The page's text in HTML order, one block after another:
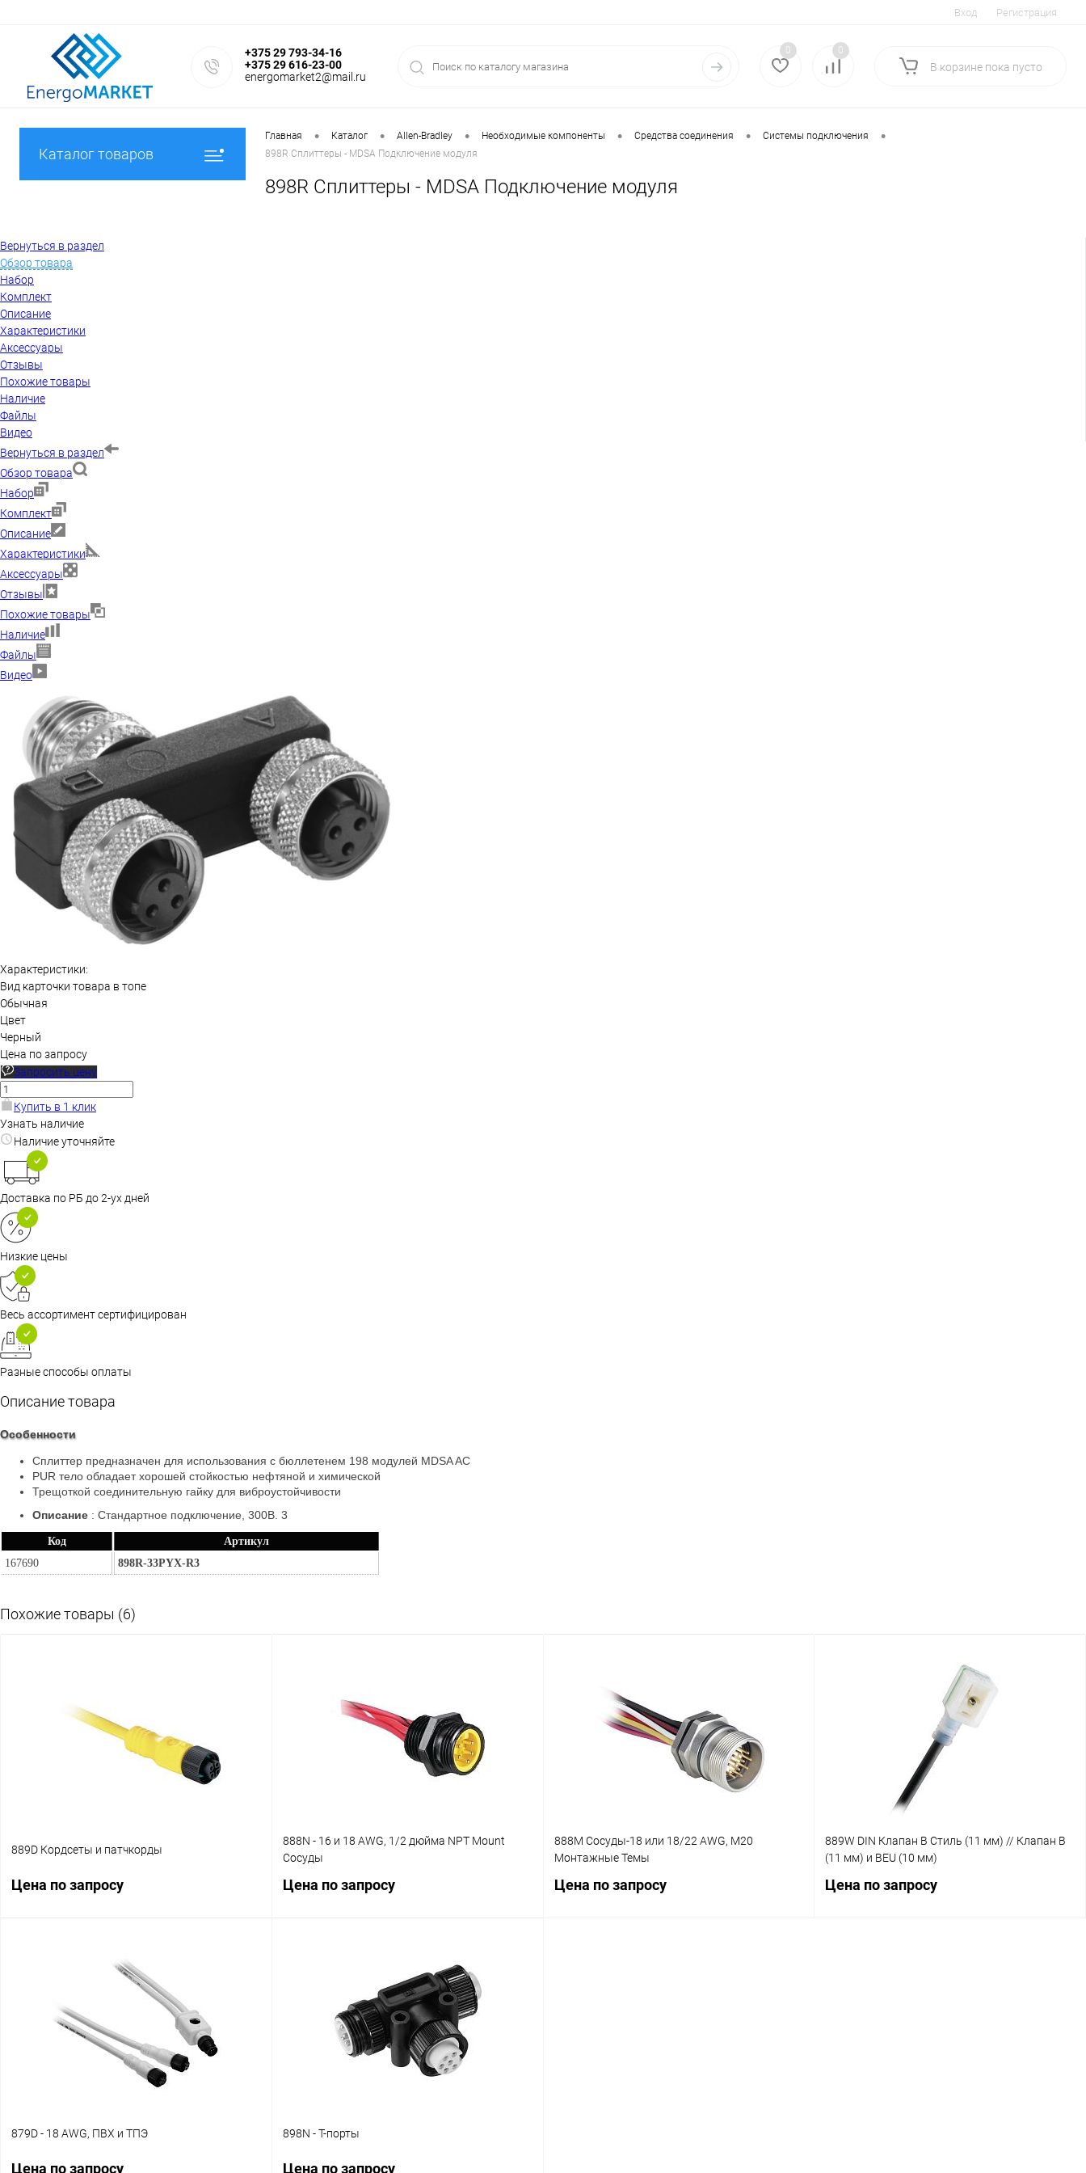
Вход Регистрация
+375 29 793-34-16
+375 29 616-23-00
energomarket2@mail.ru
0 0
В корзине пока пусто
Каталог товаров
Главная • Каталог • Allen-Bradley • Необходимые компоненты • Средства соединения • Системы подключения •
898R Сплиттеры - MDSA Подключение модуля
898R Сплиттеры - MDSA Подключение модуля
Вернуться в раздел
Обзор товара
Набор
Комплект
Описание
Характеристики
Аксессуары
Отзывы
Похожие товары
Наличие
Файлы
Видео
Вернуться в раздел
Обзор товара
Набор
Комплект
Описание
Характеристики
Аксессуары
Отзывы
Похожие товары
Наличие
Файлы
Видео
Характеристики:
Вид карточки товара в топе
Обычная
Цвет
Черный
Цена по запросу
Запросить цену
Купить в 1 клик
Узнать наличие
Наличие уточняйте
Доставка по РБ до 2-ух дней
Низкие цены
Весь ассортимент сертифицирован
Разные способы оплаты
Описание товара
Особенности
Сплиттер предназначен для использования с бюллетенем 198 модулей MDSA AC
PUR тело обладает хорошей стойкостью нефтяной и химической
Трещоткой соединительную гайку для виброустойчивости
Описание : Стандартное подключение, 300В. 3
Код
Артикул
167690
898R-33PYX-R3
Похожие товары (6)
889D Кордсеты и патчкорды
Цена по запросу
Сравнение
В избранное Наличие уточняйте
888N - 16 и 18 AWG, 1/2 дюйма NPT Mount
Сосуды
Цена по запросу
Сравнение
В избранное Наличие уточняйте
888M Сосуды-18 или 18/22 AWG, M20
Монтажные Темы
Цена по запросу
889W DIN Клапан В Стиль (11 мм) // Клапан B
(11 мм) и BEU (10 мм)
Цена по запросу
879D - 18 AWG, ПВХ и ТПЭ
Цена по запросу
898N - T-порты
Цена по запросу